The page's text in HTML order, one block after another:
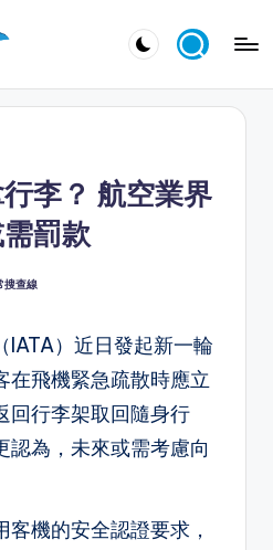
李？ 航空業界
罰款
搜查線
IATA）近日發起新一輪
在飛機緊急疏散時應立
回行李架取回隨身行
認為，未來或需考慮向
機的安全認證要求，